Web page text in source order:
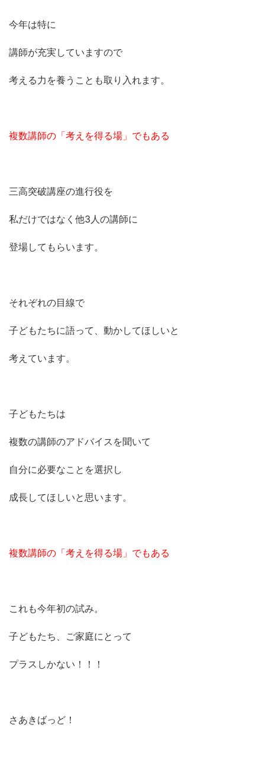
今年は特に
講師が充実していますので
考える力を養うことも取り入れます。
複数講師の「考えを得る場」でもある
三高突破講座の進行役を
私だけではなく他3人の講師に
登場してもらいます。
それぞれの目線で
子どもたちに語って、動かしてほしいと
考えています。
子どもたちは
複数の講師のアドバイスを聞いて
自分に必要なことを選択し
成長してほしいと思います。
複数講師の「考えを得る場」でもある
これも今年初の試み。
子どもたち、ご家庭にとって
プラスしかない！！！
さあきばっど！